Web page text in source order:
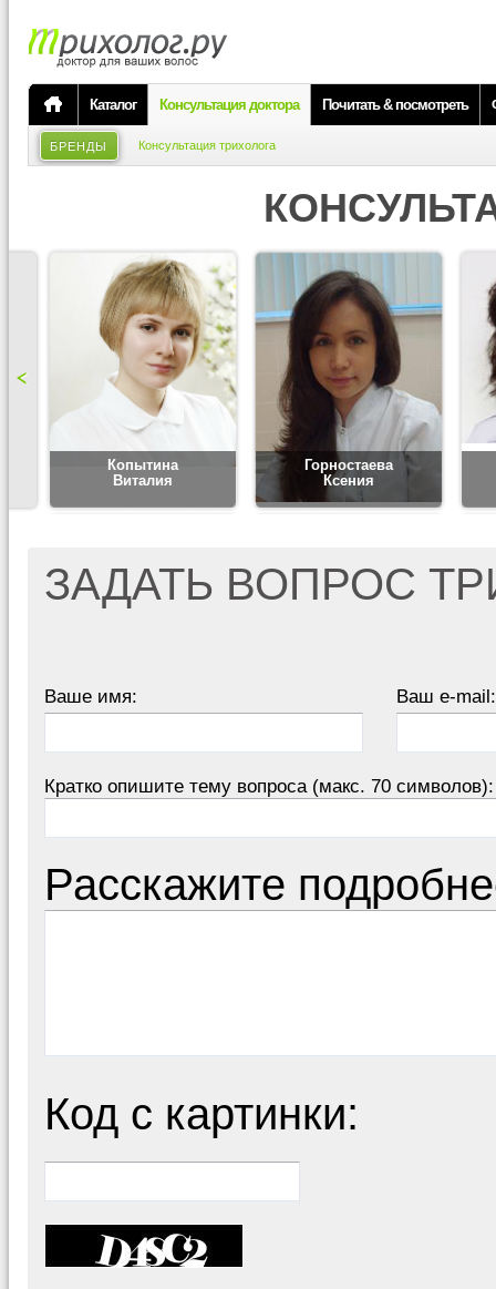
Каталог Консультация доктора Почитать & посмотреть
БРЕНДЫ Консультация трихолога
Копытина
Виталия
Горностаева
Ксения
ЗАДАТЬ ВОПРОС
Ваше имя: Ваш e-mail:
Кратко опишите тему вопроса (макс. 70 символов):
Расскажите
Код с картинки: